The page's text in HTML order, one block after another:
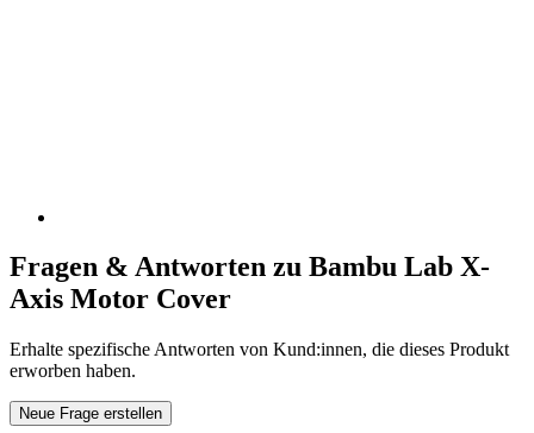
Fragen & Antworten zu Bambu Lab X-
Axis Motor Cover
Erhalte spezifische Antworten von Kund:innen, die dieses Produkt
erworben haben.
Neue Frage erstellen